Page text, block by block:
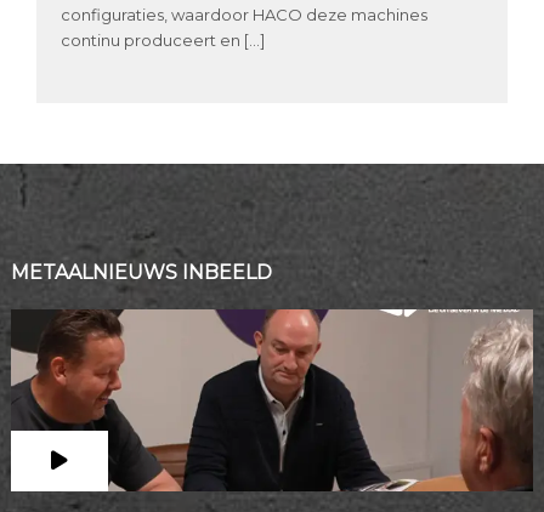
configuraties, waardoor HACO deze machines
continu produceert en […]
METAALNIEUWS INBEELD